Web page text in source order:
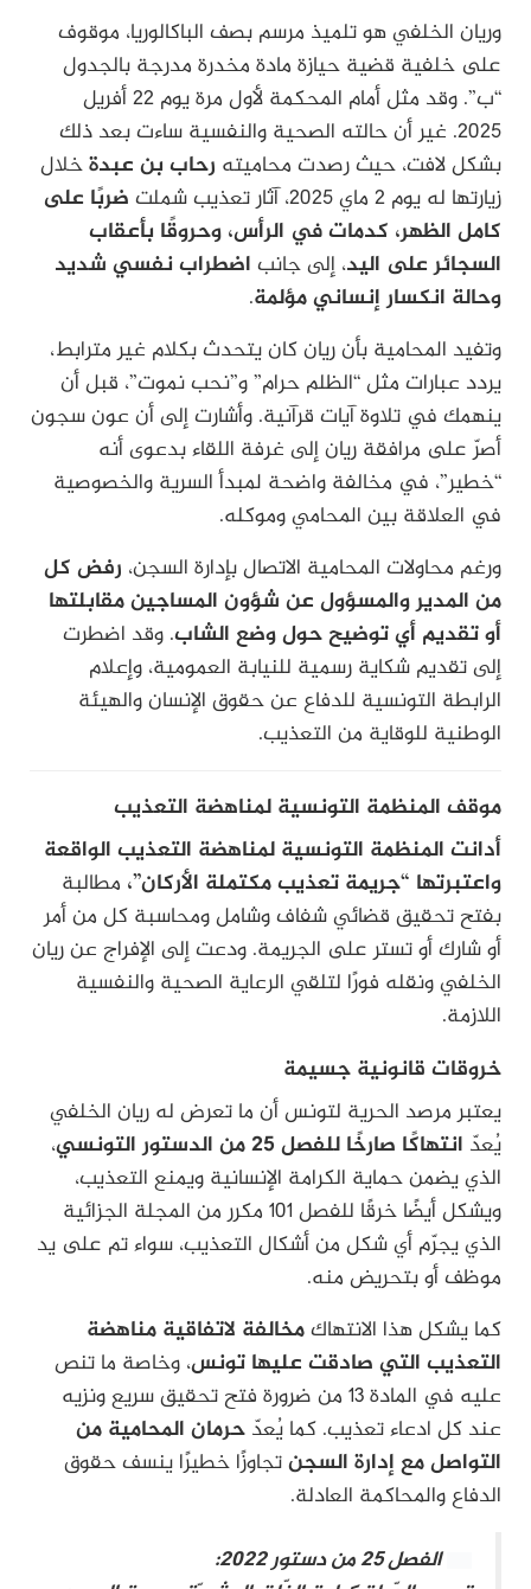
وريان الخلفي هو تلميذ مرسم بصف الباكالوريا، موقوف
على خلفية قضية حيازة مادة مخدرة مدرجة بالجدول
“ب”. وقد مثل أمام المحكمة لأول مرة يوم 22 أفريل
2025. غير أن حالته الصحية والنفسية ساءت بعد ذلك
بشكل لافت، حيث رصدت محاميته رحاب بن عبدةخلال
زيارتها له يوم 2 ماي 2025، آثار تعذيب شملت
ضربًا على
كامل الظهر، كدمات في الرأس، وحروقًا بأعقاب
السجائر على اليد، إلى جانب اضطراب نفسي شديد
وحالة انكسار إنساني مؤلمة.
وتفيد المحامية بأن ريان كان يتحدث بكلام غير مترابط،
يردد عبارات مثل “الظلم حرام” و”نحب نموت”، قبل أن
ينهمك في تلاوة آيات قرآنية. وأشارت إلى أن عون سجون
أصرّ على مرافقة ريان إلى غرفة اللقاء بدعوى أنه
“خطير”، في مخالفة واضحة لمبدأ السرية والخصوصية
في العلاقة بين المحامي وموكله.
ورغم محاولات المحامية الاتصال بإدارة السجن، رفض كل
من المدير والمسؤول عن شؤون المساجين مقابلتها
أو تقديم أي توضيح حول وضع الشاب. وقد اضطرت
إلى تقديم شكاية رسمية للنيابة العمومية، وإعلام
الرابطة التونسية للدفاع عن حقوق الإنسان والهيئة
الوطنية للوقاية من التعذيب.
موقف المنظمة التونسية لمناهضة التعذيب
أدانت المنظمة التونسية لمناهضة التعذيب الواقعة
واعتبرتها “جريمة تعذيب مكتملة الأركان”، مطالبة
بفتح تحقيق قضائي شفاف وشامل ومحاسبة كل من أمر
أو شارك أو تستر على الجريمة. ودعت إلى الإفراج عن ريان
الخلفي ونقله فورًا لتلقي الرعاية الصحية والنفسية
اللازمة.
خروقات قانونية جسيمة
يعتبر مرصد الحرية لتونس أن ما تعرض له ريان الخلفي
يُعدّ انتهاكًا صارخًا للفصل 25 من الدستور التونسي
،
الذي يضمن حماية الكرامة الإنسانية ويمنع التعذيب،
ويشكل أيضًا خرقًا للفصل 101 مكرر من المجلة الجزائية
الذي يجرّم أي شكل من أشكال التعذيب، سواء تم على يد
موظف أو بتحريض منه.
كما يشكل هذا الانتهاكمخالفة لاتفاقية مناهضة
التعذيب التي صادقت عليها تونس، وخاصة ما تنص
عليه في المادة 13 من ضرورة فتح تحقيق سريع ونزيه
عند كل ادعاء تعذيب. كما يُعدّ حرمان المحامية من
التواصل مع إدارة السجنتجاوزًا خطيرًا ينسف حقوق
الدفاع والمحاكمة العادلة.
الفصل 25 من دستور 2022: